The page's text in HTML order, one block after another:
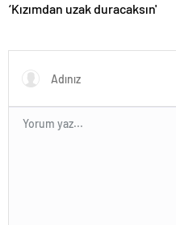
‘Kızımdan uzak duracaksın'